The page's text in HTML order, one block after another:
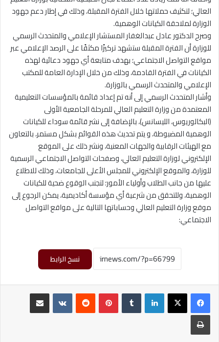
العالي؛ لتكثيف حملاتها خلال الفترة المقبلة، وذلك في إطار دعم جهود
الوزارة لملاحقة الكيانات الوهمية.
وصرح الدكتور عادل عبدالغفار المستشار الإعلامي والمتحدث الرسمي
للوزارة أن الفترة المقبلة ستشهد تركيزًا مكثفًا على الرصد الإعلامي عبر
مواقع التواصل الاجتماعي؛ بهدف متابعة أي جهود دعائية لهذه
الكيانات في الفترة القادمة، وذلك من خلال الإدارة العامة للمكتب
الإعلامي والمتحدث الرسمي بالوزارة.
وأشار المتحدث الرسمي إلى أنه تم إعداد قائمة بالمؤسسات التعليمية
المعتمدة من وزارة التعليم العالي للمرحلة الجامعية الأولى
(البكالوريوس، الليسانس)، بالإضافة إلى نشر قائمة سوداء للكيانات
الوهمية المضبوطة، و يتم تحديث هذه القوائم بشكل مستمر، بالتعاون
مع الهيئات الرقابية والجهات المعنية، ونشر ذلك على الموقع
الإلكتروني لوزارة التعليم العالي، وصفحات التواصل الاجتماعي الرسمية
للوزارة، والموقع الإلكتروني للمجلس الأعلى للجامعات، وذلك للاطلاع
عليها من جانب الطلاب وأولياء الأمور؛ لتجنب الوقوع ضحية للكيانات
الوهمية، وللتحقق من شرعية أي مؤسسة أكاديمية، يمكن الرجوع إلى
موقع وزارة التعليم العالي وحساباتها التالية على مواقع التواصل
الاجتماعي:
نسخ الرابط
لينكدإن بينتيريست
طباعة